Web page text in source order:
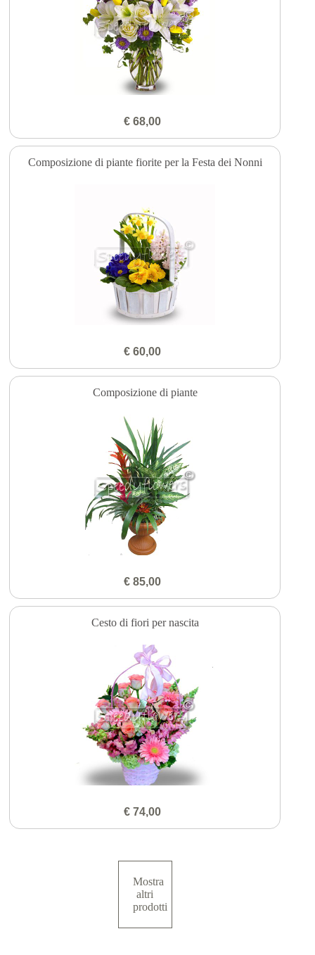
€ 68,00
Composizione di piante fiorite per la Festa dei Nonni
€ 60,00
Composizione di piante
€ 85,00
Cesto di fiori per nascita
€ 74,00
Mostra
altri
prodotti